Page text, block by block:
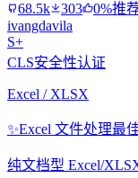
68.5k 303
0%推
ivangdavila
S+
CLS安全性认证
Excel / XLSX
✨Excel 文件处理最
纯文档型 Excel/